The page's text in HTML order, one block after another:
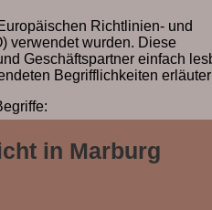
Richtlinien- und
verwendet wurden. Diese
Geschäftspartner einfach
Begrifflichkeiten
in Marburg